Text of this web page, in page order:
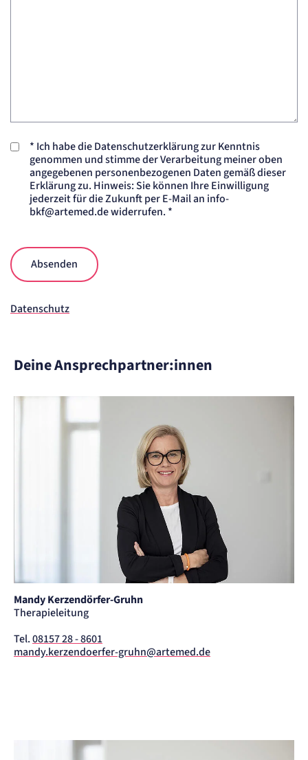
* Ich habe die Datenschutzerklärung zur Kenntnis
genommen und stimme der Verarbeitung meiner oben
angegebenen personenbezogenen Daten gemäß dieser
Erklärung zu. Hinweis: Sie können Ihre Einwilligung
jederzeit für die Zukunft per E-Mail an info-
bkf@artemed.de widerrufen. *
Absenden
Datenschutz
Deine Ansprechpartner:innen
Mandy Kerzendörfer-Gruhn
Therapieleitung
Tel.08157 28 - 8601
mandy.kerzendoerfer-gruhn@artemed.de